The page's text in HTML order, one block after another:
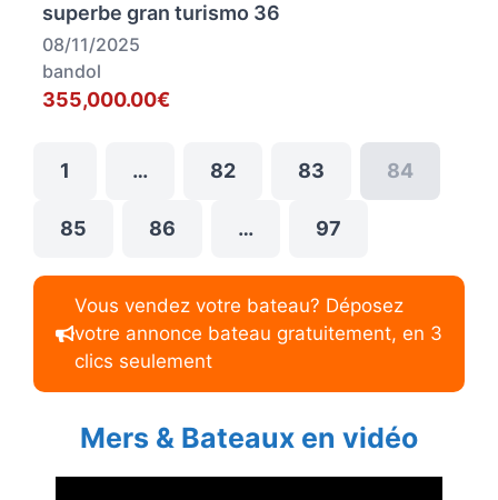
superbe gran turismo 36
08/11/2025
bandol
355,000.00€
1 … 82 83 84
85 86 … 97
Vous vendez votre bateau? Déposez
votre annonce bateau gratuitement, en 3
clics seulement
Mers & Bateaux en vidéo